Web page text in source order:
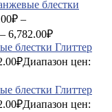
₽ –
6,782.00₽
Глиттер
₽Диапазон цен:
Глиттер
₽Диапазон цен: